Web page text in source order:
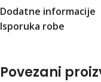
Dodatne informacije
Isporuka robe
Povezani